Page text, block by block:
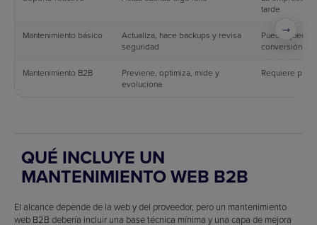
tarde
Mantenimiento básico
Actualiza, hace backups y revisa
seguridad
Puede
conversión o
Mantenimiento B2B
Previene, optimiza, mide y
evoluciona
Requiere
→
QUÉ INCLUYE UN
MANTENIMIENTO WEB B2B
El alcance depende de la web y del proveedor, pero un mantenimiento
web B2B debería incluir una base técnica mínima y una capa de mejora